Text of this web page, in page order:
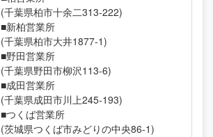
(千葉県柏市十余二313-222)
■新柏営業所
(千葉県柏市大井1877-1)
■野田営業所
(千葉県野田市柳沢113-6)
■成田営業所
(千葉県成田市川上245-193)
■つくば営業所
(茨城県つくば市みどりの中央86-1)